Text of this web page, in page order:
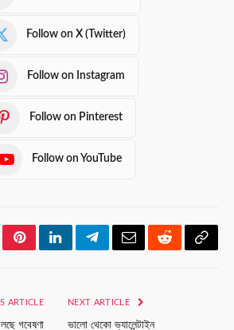
Follow on X (Twitter)
Follow on Instagram
Follow on Pinterest
Follow on YouTube
PinterestLinkedInTelegramEmailRedditCopy
ARTICLE
গবেষণা
NEXT ARTICLE
ভালো থেকো ভ্যালেন্টাইন